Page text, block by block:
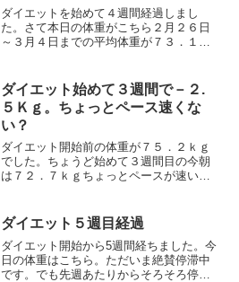
ダイエットを始めて４週間経過しまし
た。さて本日の体重がこちら２月２６日
～３月４日までの平均体重が７３．１４
生活を変えたり、何かおやつを食べすぎ
ちゃったりした訳じゃないん...
ダイエット始めて３週間で－２.
５Ｋｇ。ちょっとペース速くな
い？
ダイエット開始前の体重が７５．２ｋｇ
でした。ちょうど始めて３週間目の今朝
は７２．７ｋｇちょっとペースが速いか
てどうなの？Gemini（ジェミニ）に聞い
てみました。よっち...
ダイエット５週目経過
ダイエット開始から5週間経ちました。今
日の体重はこちら。ただいま絶賛停滞中
です。でも先週あたりからそろそろ停滞